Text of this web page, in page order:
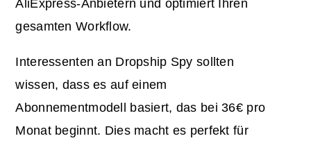
AliExpress-Anbietern und optimiert Ihren
gesamten Workflow.
Interessenten an Dropship Spy sollten
wissen, dass es auf einem
Abonnementmodell basiert, das bei 36€ pro
Monat beginnt. Dies macht es perfekt für